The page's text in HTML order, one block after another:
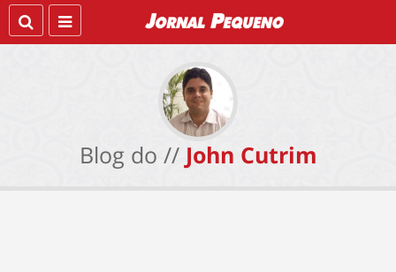
Blog do // John Cutrim